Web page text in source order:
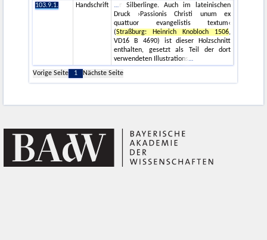
103.9.1.
Handschrift
r Silberlinge. Auch im lateinischen
Druck ›Passionis Christi unum ex
quattuor evangelistis textum‹
(Straßburg: Heinrich Knobloch 1506,
VD16 B 4690) ist dieser Holzschnitt
enthalten, gesetzt als Teil der dort
verwendeten Illustrations
Vorige Seite
1 Nächste Seite